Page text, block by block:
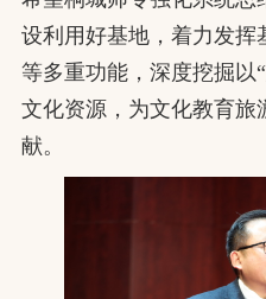
设利用好基地，着力发挥
等多重功能，深度挖掘以
文化资源，为文化教育旅
献。